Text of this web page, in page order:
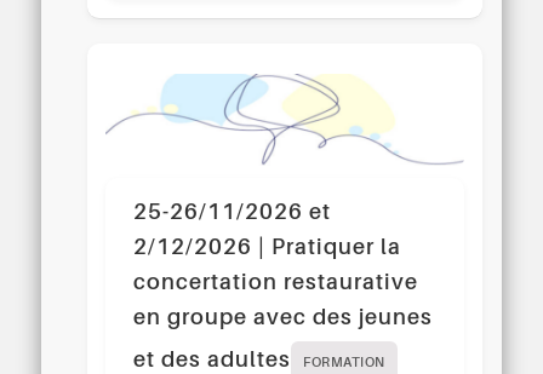
25-26/11/2026 et
2/12/2026 | Pratiquer la
concertation restaurative
en groupe avec des jeunes
et des adultes
FORMATION